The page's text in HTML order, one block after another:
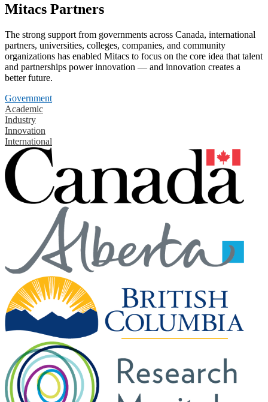
Mitacs Partners
The strong support from governments across Canada, international
partners, universities, colleges, companies, and community
organizations has enabled Mitacs to focus on the core idea that talent
and partnerships power innovation — and innovation creates a
better future.
Government
Academic
Industry
Innovation
International